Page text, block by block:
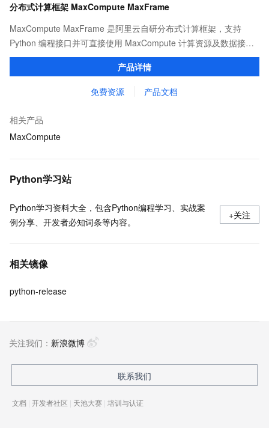
分布式计算框架 MaxCompute MaxFrame
MaxCompute MaxFrame 是阿里云自研分布式计算框架，支持
Python 编程接口并可直接使用 MaxCompute 计算资源及数据接
口，与 MaxCompute Notebook、镜像管理等功能共同构成
MaxCompute 完整 Python 开发生态。
产品详情
免费资源 产品文档
相关产品
MaxCompute
Python学习站
Python学习资料大全，包含Python编程学习、实战案
例分享、开发者必知词条等内容。
+关注
相关镜像
python-release
关注我们： 新浪微博
联系我们
文档 | 开发者社区 | 天池大赛 | 培训与认证